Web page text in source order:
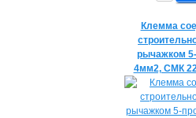
Клемма
рычажком
4мм2, СМК